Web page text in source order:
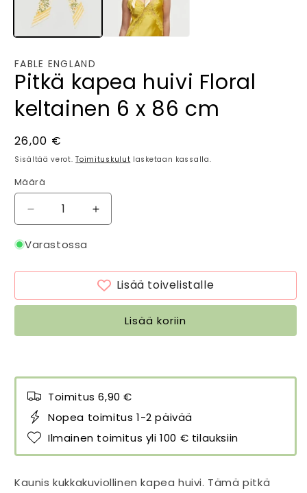
FABLE ENGLAND
Pitkä kapea huivi Floral
keltainen 6 x 86 cm
Normaalihinta
26,00 €
Sisältää verot.Toimituskulut lasketaan kassalla.
Määrä
Määrä
Vähennä
tuotteen
Pitkä
huivi
keltainen
määrää
Lisää
tuotteen
huivi
Floral
keltainen
määrää
Varastossa
Lisää toivelistalle
Lisää koriin
Toimitus 6,90 €
Nopea toimitus 1-2 päivää
Ilmainen toimitus yli 100 € tilauksiin
Kaunis kukkakuviollinen kapea huivi. Tämä pitkä